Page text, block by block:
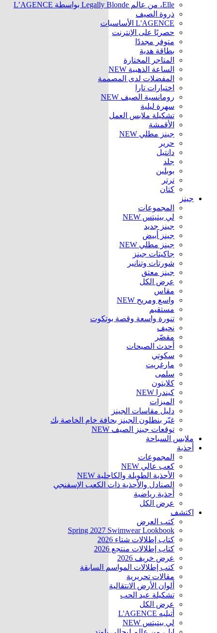
Elle، من عالم Legally Blonde بواسطة L’AGENCE
ذروة الصيف
L'AGENCE الأساسيات
حصريًا على الإنترنت
متوفر مجددًا
بطاقة هدية
المتاجر المختارة
الساعة الذهبية NEW
المفضلات لدى المصممة
اختيارات تارا
رومانسية الصيف NEW
سهرة ليلية
تشكيلة ملابس العمل
الأقمشة
جينز مطلي NEW
حرير
دانتيل
جلد
بوبلين
ترتر
كتان
جينز
المجموعات
لي بيتيتس NEW
جينز جديد
جينز أبيض
جينز مطلي NEW
جاكيتات جينز
شورتات وتنانير
جينز معتق
عرض الكل
مقاس
واسع ومريح NEW
مستقيم
تنورة واسعة وقصة بوتكوت
نحيف
مقصّر
أحدث الصيحات
سكوتي
مارغريت
سلمى
كلايتون
كيندرا NEW
الميزات
دليل مقاسات الجينز
غيّر بنطلون الجينز بحافة خام الخاصة بك
توقعات جينز الصيف NEW
ملابس السباحة
أحذية
المجموعات
كعب عالي NEW
الأحذية الطويلة والكاحلية NEW
الصنادل والأحذية ذات الكعب الإسفنجي
أحذية رياضية
عرض الكل
اكتشف
كتب العرض
Spring 2027 Swimwear Lookbook
كتاب إطلالات شتاء 2026
كتاب إطلالات منتجع 2026
عرض خريف 2026
كتب إطلالات المواسم السابقة
مقالات تحريرية
ألوان الأرض الانتقالية
تشكيلة عيد الحب
عرض الكل
أتيليه L'AGENCE
لي بيتيتس NEW